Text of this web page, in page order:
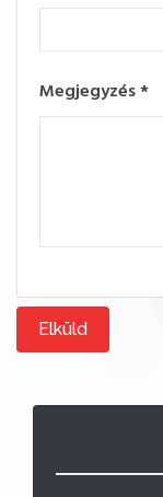
Megjegyzés*
Elküld